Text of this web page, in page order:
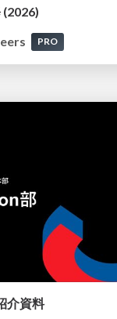
PRO
介資料